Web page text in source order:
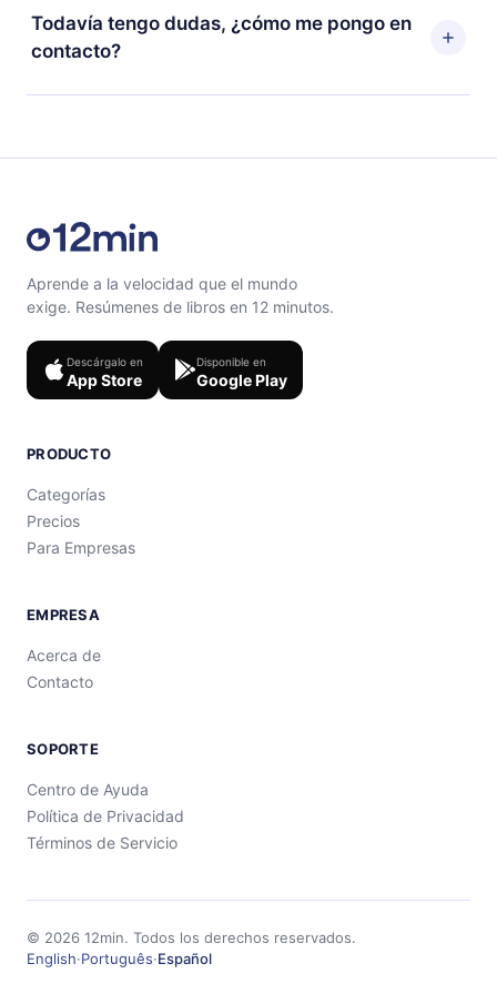
escuchar tus títulos favoritos sin conexión y desafiarte
con un cuestionario de preguntas para ayudarte a fijar
puedes cancelar en cualquier momento y el próximo
ciclo de facturación no ocurrirá.
Todavía tengo dudas, ¿cómo me pongo en
contacto?
Siéntete libre de contactarnos ensupport@12min.com.
Aprende a la velocidad que el mundo
exige. Resúmenes de libros en 12 minutos.
Descárgalo en
App Store
Disponible en
Google Play
PRODUCTO
Categorías
Precios
Para Empresas
EMPRESA
Acerca de
Contacto
SOPORTE
Centro de Ayuda
Política de Privacidad
Términos de Servicio
© 2026 12min. Todos los derechos reservados.
English·Português·Español